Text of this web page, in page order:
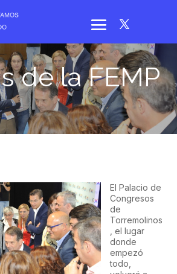
de la FEMP
El Palacio de
Congresos
de
Torremolinos
, el lugar
donde
empezó
todo,